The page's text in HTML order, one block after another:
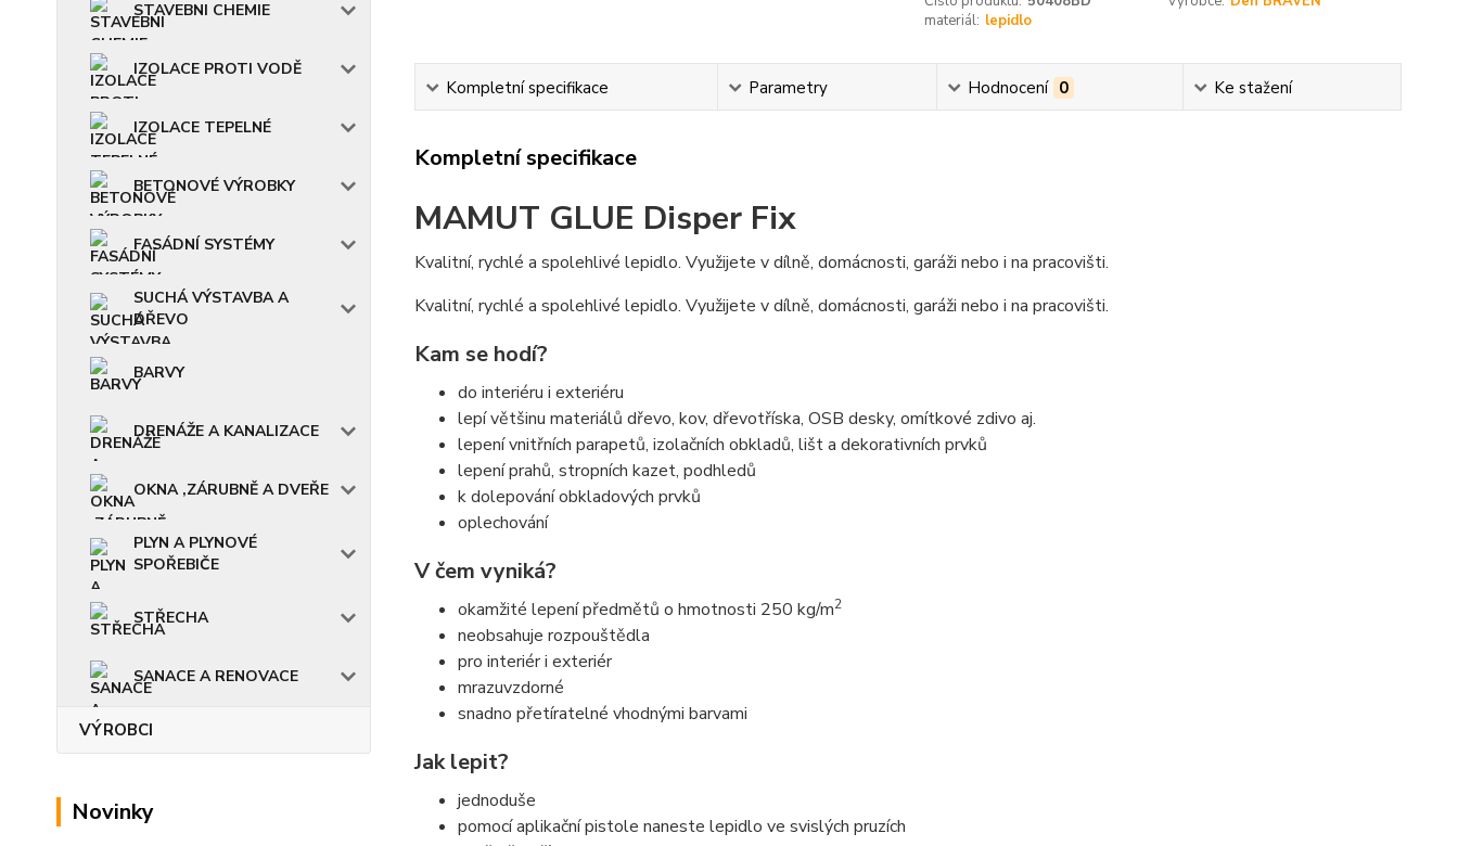
STAVEBNI CHEMIE
IZOLACE PROTI VODĚ
IZOLACE TEPELNÉ
BETONOVÉ VÝROBKY
FASÁDNÍ SYSTÉMY
SUCHÁ VÝSTAVBA A
DŘEVO
BARVY
DRENÁŽE A KANALIZACE
OKNA ,ZÁRUBNĚ A DVEŘE
PLYN A PLYNOVÉ
SPOŘEBIČE
STŘECHA
SANACE A RENOVACE
VÝROBCI
Novinky
materiál: lepidlo
Kompletní specifikace Parametry Hodnocení 0 Ke stažení
Kompletní specifikace
MAMUT GLUE Disper Fix
Kvalitní, rychlé a spolehlivé lepidlo. Využijete v dílně, domácnosti, garáži nebo i na pracovišti.
Kvalitní, rychlé a spolehlivé lepidlo. Využijete v dílně, domácnosti, garáži nebo i na pracovišti.
Kam se hodí?
do interiéru i exteriéru
lepí většinu materiálů dřevo, kov, dřevotříska, OSB desky, omítkové zdivo aj.
lepení vnitřních parapetů, izolačních obkladů, lišt a dekorativních prvků
lepení prahů, stropních kazet, podhledů
k dolepování obkladových prvků
oplechování
V čem vyniká?
okamžité lepení předmětů o hmotnosti 250 kg/m2
neobsahuje rozpouštědla
pro interiér i exteriér
mrazuvzdorné
snadno přetíratelné vhodnými barvami
Jak lepit?
jednoduše
pomocí aplikační pistole naneste lepidlo ve svislých pruzích